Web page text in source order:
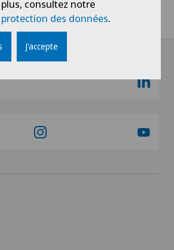
consultez notre
des données.
J'accepte